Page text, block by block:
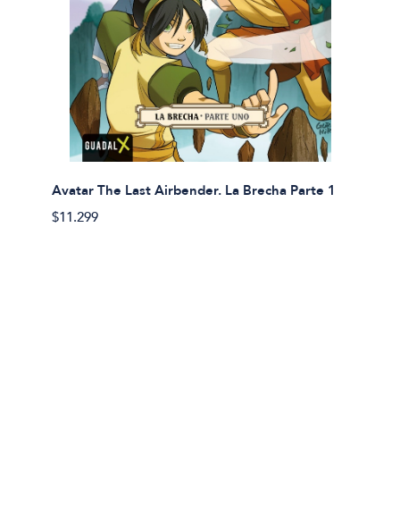
Avatar The Last Airbender. La Brecha Parte 1
$11.299